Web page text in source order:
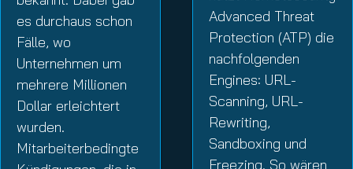
es durchaus schon
Fälle, wo
Unternehmen um
mehrere Millionen
Dollar erleichtert
wurden.
Mitarbeiterbedingte
Advanced Threat
Protection (ATP) die
nachfolgenden
Engines: URL-
Scanning, URL-
Rewriting,
Sandboxing und
Freezing. So wären